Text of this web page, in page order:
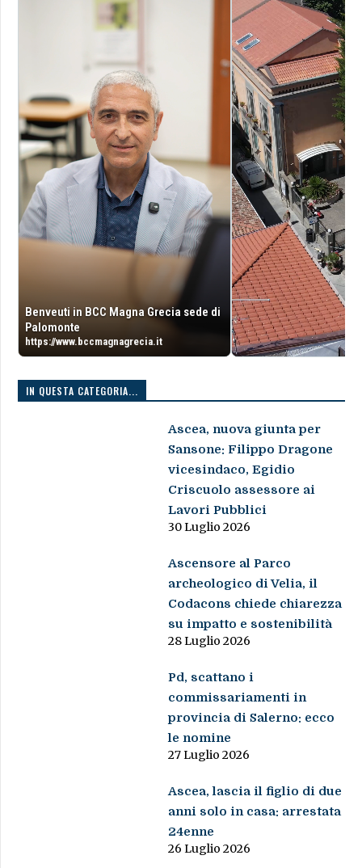
Benveuti in BCC Magna Grecia sede di
Palomonte
https://www.bccmagnagrecia.it
IN QUESTA CATEGORIA...
Ascea, nuova giunta per
Sansone: Filippo Dragone
vicesindaco, Egidio
Criscuolo assessore ai
Lavori Pubblici
30 Luglio 2026
Ascensore al Parco
archeologico di Velia, il
Codacons chiede chiarezza
su impatto e sostenibilità
28 Luglio 2026
Pd, scattano i
commissariamenti in
provincia di Salerno: ecco
le nomine
27 Luglio 2026
Ascea, lascia il figlio di due
anni solo in casa: arrestata
24enne
26 Luglio 2026